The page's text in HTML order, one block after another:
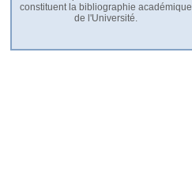
constituent la bibliographie académique
de l'Université.